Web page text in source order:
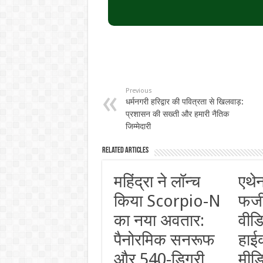
Previous
धर्मनगरी हरिद्वार की पवित्रता से खिलवाड़:
प्रशासन की सख्ती और हमारी नैतिक
जिम्मेदारी
Related Articles
महिंद्रा ने लॉन्च
किया Scorpio-N
का नया अवतार:
पैनोरमिक सनरूफ
और 540-डिग्री